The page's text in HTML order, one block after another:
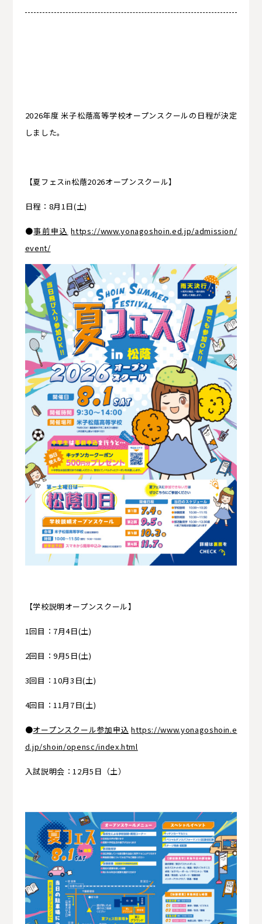
2026年度 米子松蔭高等学校オープンスクールの日程が決定
しました。
【夏フェスin松蔭2026オープンスクール】
日程：8月1日(土)
●事前申込 https://www.yonagoshoin.ed.jp/admission/
event/
【学校説明オープンスクール】
1回目：7月4日(土)
2回目：9月5日(土)
3回目：10月3日(土)
4回目：11月7日(土)
●オープンスクール参加申込 https://www.yonagoshoin.e
d.jp/shoin/opensc/index.html
入試説明会：12月5日（土）